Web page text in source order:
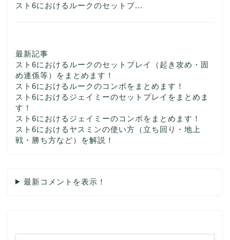
スト6におけるルークのセットプ...
最新記事
スト6におけるルークのセットプレイ（起き攻め・固
め連係等）をまとめます！
スト6におけるルークのコンボをまとめます！
スト6におけるジェイミーのセットプレイをまとめま
す！
スト6におけるジェイミーのコンボをまとめます！
スト6におけるヤスミンの使い方（立ち回り・地上
戦・勝ち方など）を解説！
最新コメントを表示！